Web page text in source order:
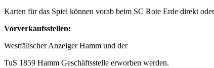
Karten für das Spiel können vorab beim SC Rote Erde direkt
Vorverkaufsstellen:
Westfälischer Anzeiger Hamm und der
TuS 1859 Hamm Geschäftsstelle erworben werden.